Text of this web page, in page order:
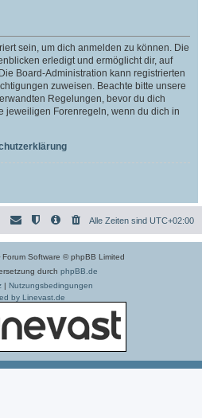
sein, um dich anmelden zu können. Die
erledigt und ermöglicht dir, auf
Board-Administration kann registrierten
zuweisen. Beachte bitte unsere
Regelungen, bevor du dich
jeweiligen Forenregeln, wenn du dich in
Alle Zeiten sind UTC+02:00
Forum Software © phpBB Limited
durch phpBB.de
| Nutzungsbedingungen
by Linevast.de